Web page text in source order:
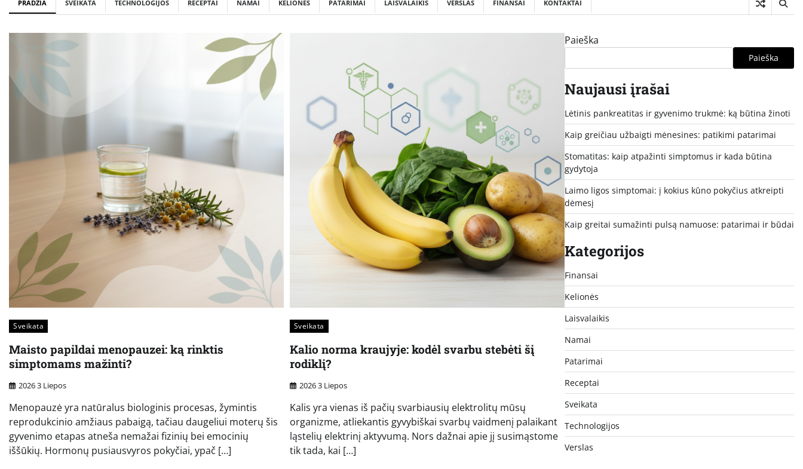
PRADŽIA SVEIKATA TECHNOLOGIJOS RECEPTAI NAMAI KELIONĖS PATARIMAI LAISVALAIKIS VERSLAS FINANSAI KONTAKTAI
Sveikata
Maisto papildai menopauzei: ką rinktis
simptomams mažinti?
2026 3 Liepos
Menopauzė yra natūralus biologinis procesas, žymintis
reprodukcinio amžiaus pabaigą, tačiau daugeliui moterų šis
gyvenimo etapas atneša nemažai fizinių bei emocinių
iššūkių. Hormonų pusiausvyros pokyčiai, ypač […]
Sveikata
Kalio norma kraujyje: kodėl svarbu stebėti šį
rodiklį?
2026 3 Liepos
Kalis yra vienas iš pačių svarbiausių elektrolitų mūsų
organizme, atliekantis gyvybiškai svarbų vaidmenį palaikant
ląstelių elektrinį aktyvumą. Nors dažnai apie jį susimąstome
tik tada, kai […]
Paieška
Paieška
Naujausi įrašai
Lėtinis pankreatitas ir gyvenimo trukmė: ką būtina žinoti
Kaip greičiau užbaigti mėnesines: patikimi patarimai
Stomatitas: kaip atpažinti simptomus ir kada būtina
gydytoja
Laimo ligos simptomai: į kokius kūno pokyčius atkreipti
dėmesį
Kaip greitai sumažinti pulsą namuose: patarimai ir būdai
Kategorijos
Finansai
Kelionės
Laisvalaikis
Namai
Patarimai
Receptai
Sveikata
Technologijos
Verslas